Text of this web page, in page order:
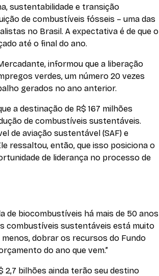
sustentabilidade e transição
de combustíveis fósseis – uma das
no Brasil. A expectativa é de que o
até o final do ano.
informou que a liberação
verdes, um número 20 vezes
gerados no ano anterior.
a destinação de R$ 167 milhões
de combustíveis sustentáveis.
de aviação sustentável (SAF) e
ressaltou, então, que isso posiciona o
de liderança no processo de
de biocombustíveis há mais de 50 anos
combustíveis sustentáveis está muito
dobrar os recursos do Fundo
do ano que vem.”
2,7 bilhões ainda terão seu destino